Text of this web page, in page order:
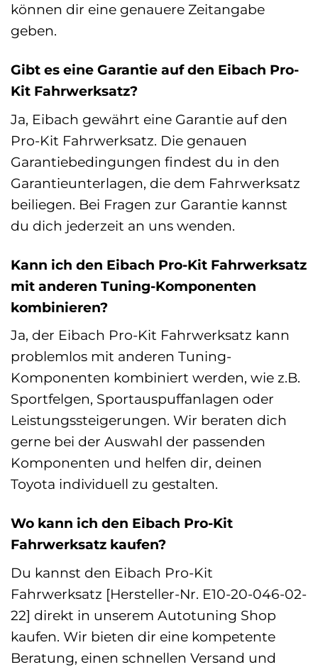
können dir eine genauere Zeitangabe
geben.
Gibt es eine Garantie auf den Eibach Pro-
Kit Fahrwerksatz?
Ja, Eibach gewährt eine Garantie auf den
Pro-Kit Fahrwerksatz. Die genauen
Garantiebedingungen findest du in den
Garantieunterlagen, die dem Fahrwerksatz
beiliegen. Bei Fragen zur Garantie kannst
du dich jederzeit an uns wenden.
Kann ich den Eibach Pro-Kit Fahrwerksatz
mit anderen Tuning-Komponenten
kombinieren?
Ja, der Eibach Pro-Kit Fahrwerksatz kann
problemlos mit anderen Tuning-
Komponenten kombiniert werden, wie z.B.
Sportfelgen, Sportauspuffanlagen oder
Leistungssteigerungen. Wir beraten dich
gerne bei der Auswahl der passenden
Komponenten und helfen dir, deinen
Toyota individuell zu gestalten.
Wo kann ich den Eibach Pro-Kit
Fahrwerksatz kaufen?
Du kannst den Eibach Pro-Kit
Fahrwerksatz [Hersteller-Nr. E10-20-046-02-
22] direkt in unserem Autotuning Shop
kaufen. Wir bieten dir eine kompetente
Beratung, einen schnellen Versand und